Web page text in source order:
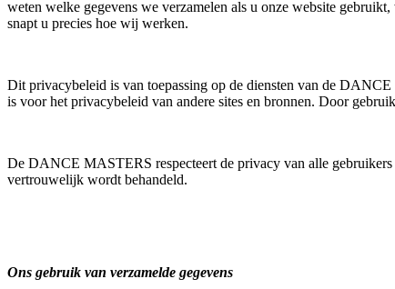
weten welke gegevens we verzamelen als u onze website
snapt u precies hoe wij werken.
Dit privacybeleid is van toepassing op de diensten van de
is voor het privacybeleid van andere sites en bronnen. Door
De DANCE MASTERS respecteert de privacy van alle
vertrouwelijk wordt behandeld.
Ons gebruik van verzamelde gegevens